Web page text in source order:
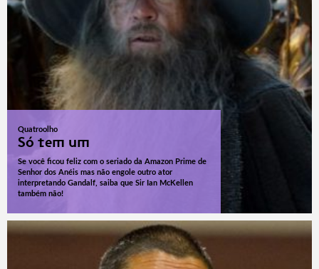
Quatroolho
Só tem um
Se você ficou feliz com o seriado da Amazon Prime de
Senhor dos Anéis mas não engole outro ator
interpretando Gandalf, saiba que Sir Ian McKellen
também não!